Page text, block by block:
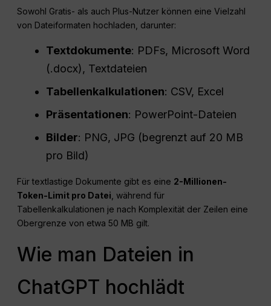
Sowohl Gratis- als auch Plus-Nutzer können eine Vielzahl
von Dateiformaten hochladen, darunter:
Textdokumente: PDFs, Microsoft Word
(.docx), Textdateien
Tabellenkalkulationen: CSV, Excel
Präsentationen: PowerPoint-Dateien
Bilder: PNG, JPG (begrenzt auf 20 MB
pro Bild)
Für textlastige Dokumente gibt es eine 2-Millionen-
Token-Limit pro Datei , während für
Tabellenkalkulationen je nach Komplexität der Zeilen eine
Obergrenze von etwa 50 MB gilt.
Wie man Dateien in
ChatGPT hochlädt